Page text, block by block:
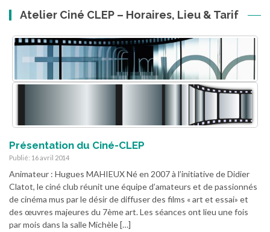
Atelier Ciné CLEP – Horaires, Lieu & Tarif
Présentation du Ciné-CLEP
Publié: 16 avril 2014
Animateur : Hugues MAHIEUX Né en 2007 à l’initiative de Didier
Clatot, le ciné club réunit une équipe d’amateurs et de passionnés
de cinéma mus par le désir de diffuser des films « art et essai» et
des œuvres majeures du 7ème art. Les séances ont lieu une fois
par mois dans la salle Michèle […]